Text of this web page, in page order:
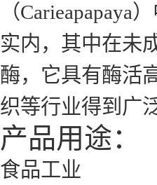
（
实内，其中在未
酶，它具有酶活
织等行业得到广
产品用途：
食品工业